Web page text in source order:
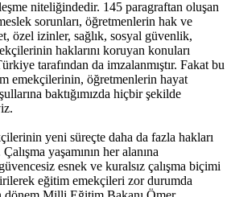
niteliğindedir. 145 paragraftan oluşan
sorunları, öğretmenlerin hak ve
özel izinler, sağlık, sosyal güvenlik,
haklarını koruyan konuları
tarafından da imzalanmıştır. Fakat bu
emekçilerinin, öğretmenlerin hayat
baktığımızda hiçbir şekilde
yeni süreçte daha da fazla hakları
yaşamının her alanına
esnek ve kuralsız çalışma biçimi
eğitim emekçileri zor durumda